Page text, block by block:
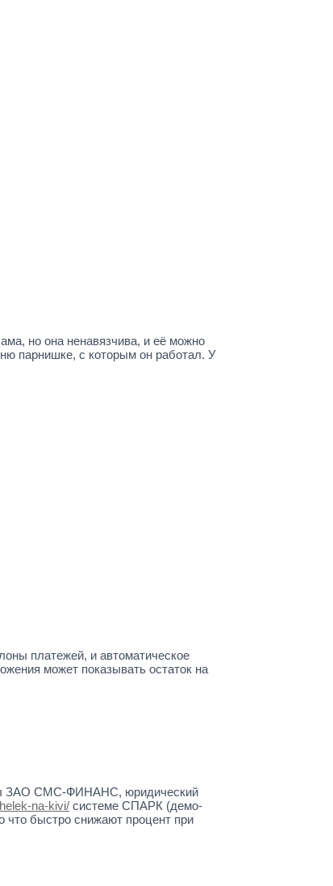
но она ненавязчива, и её можно
парнишке, с которым он работал. У
платежей, и автоматическое
может показывать остаток на
ЗАО СМС-ФИНАНС, юридический
na-kivi/ системе СПАРК (демо-
что быстро снижают процент при